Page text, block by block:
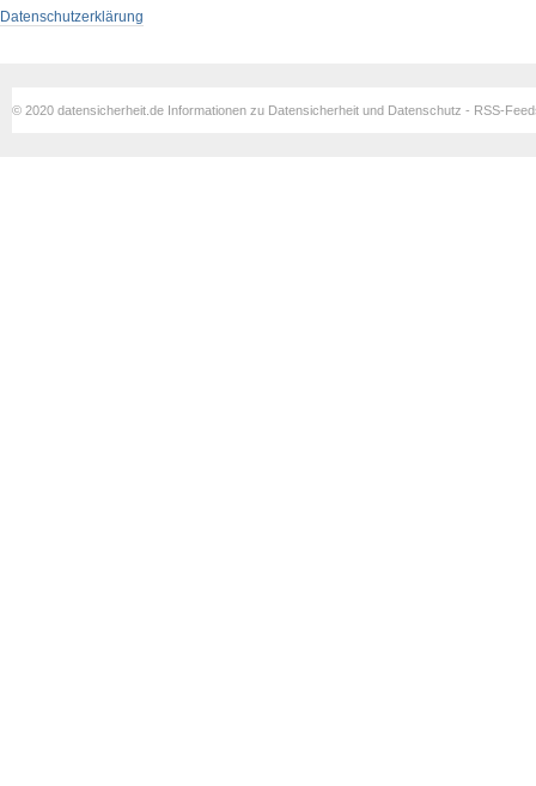
Datenschutzerklärung
© 2020 datensicherheit.de Informationen zu Datensicherheit und Datenschutz - RSS-